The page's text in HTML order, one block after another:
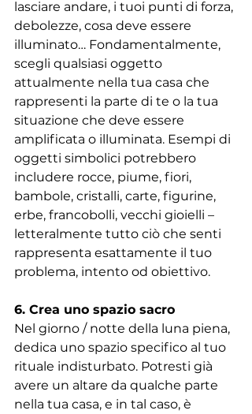
lasciare andare, i tuoi punti di forza,
debolezze, cosa deve essere
illuminato… Fondamentalmente,
scegli qualsiasi oggetto
attualmente nella tua casa che
rappresenti la parte di te o la tua
situazione che deve essere
amplificata o illuminata. Esempi di
oggetti simbolici potrebbero
includere rocce, piume, fiori,
bambole, cristalli, carte, figurine,
erbe, francobolli, vecchi gioielli –
letteralmente tutto ciò che senti
rappresenta esattamente il tuo
problema, intento od obiettivo.
6. Crea uno spazio sacro
Nel giorno / notte della luna piena,
dedica uno spazio specifico al tuo
rituale indisturbato. Potresti già
avere un altare da qualche parte
nella tua casa, e in tal caso, è